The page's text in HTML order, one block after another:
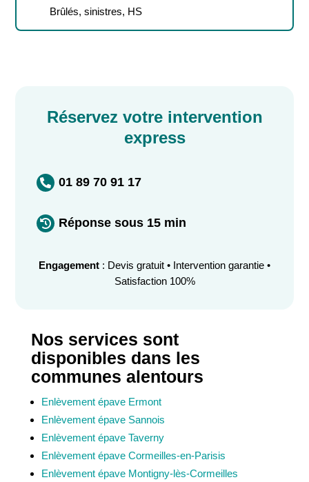
Brûlés, sinistres, HS
Réservez votre intervention
express
 01 89 70 91 17
 Réponse sous 15 min
Engagement : Devis gratuit • Intervention garantie •
Satisfaction 100%
Nos services sont
disponibles dans les
communes alentours
Enlèvement épave Ermont
Enlèvement épave Sannois
Enlèvement épave Taverny
Enlèvement épave Cormeilles-en-Parisis
Enlèvement épave Montigny-lès-Cormeilles